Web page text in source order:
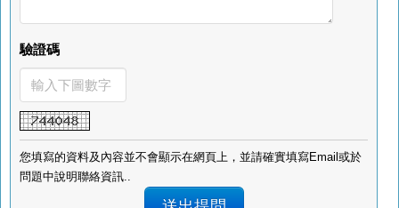
驗證碼
您填寫的資料及內容並不會顯示在網頁上，並請確實填寫Email或於
問題中說明聯絡資訊..